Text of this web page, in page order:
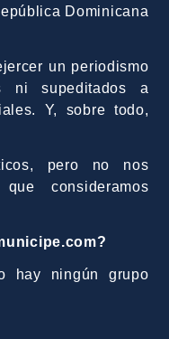
Dominicana
un periodismo
ni supeditados a
Y, sobre todo,
pero no nos
consideramos
hay ningún grupo